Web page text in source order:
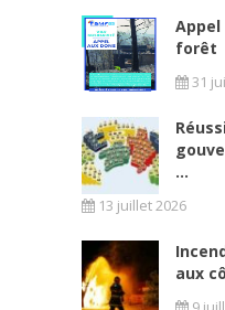
forêt
31
...
13 juillet 2026
aux